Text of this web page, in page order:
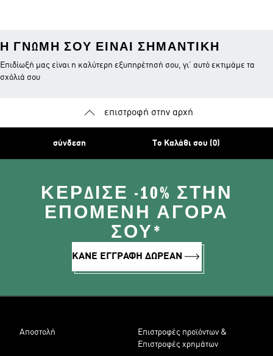
Η ΓΝΏΜΗ ΣΟΥ ΕΊΝΑΙ ΣΗΜΑΝΤΙΚΉ
Επιδίωξή μας είναι η καλύτερη εξυπηρέτησή σου, γι’ αυτό εκτιμάμε τα
σχόλιά σου
επιστροφή στην αρχή
σύνδεση Το Καλάθι σου (0)
ΚΈΡΔΙΣΕ -10% ΣΤΗΝ
ΕΠΌΜΕΝΗ ΑΓΟΡΆ
ΣΟΥ*
ΚΑΝΕ ΕΓΓΡΑΦΗ ΔΩΡΕΑΝ
Αποστολή
Επιστροφές προϊόντων &
Επιστροφές χρημάτων